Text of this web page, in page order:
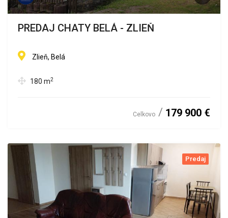
PREDAJ CHATY BELÁ - ZLIEŇ
Zlieň, Belá
180 m2
Celkovo 179 900 €
Predaj